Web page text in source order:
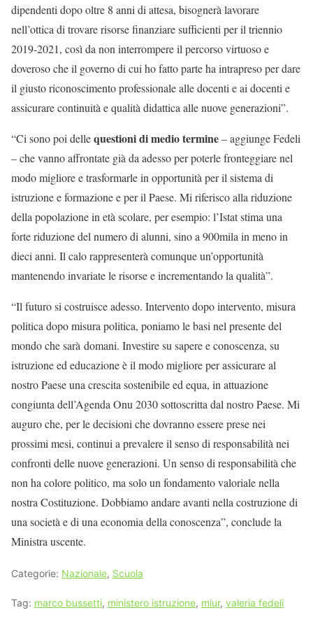
dipendenti dopo oltre 8 anni di attesa, bisognerà lavorare
nell’ottica di trovare risorse finanziare sufficienti per il triennio
2019-2021, così da non interrompere il percorso virtuoso e
doveroso che il governo di cui ho fatto parte ha intrapreso per dare
il giusto riconoscimento professionale alle docenti e ai docenti e
assicurare continuità e qualità didattica alle nuove generazioni”.
“Ci sono poi dellequestioni di medio termine– aggiunge Fedeli
– che vanno affrontate già da adesso per poterle fronteggiare nel
modo migliore e trasformarle in opportunità per il sistema di
istruzione e formazione e per il Paese. Mi riferisco alla riduzione
della popolazione in età scolare, per esempio: l’Istat stima una
forte riduzione del numero di alunni, sino a 900mila in meno in
dieci anni. Il calo rappresenterà comunque un’opportunità
mantenendo invariate le risorse e incrementando la qualità”.
“Il futuro si costruisce adesso. Intervento dopo intervento, misura
politica dopo misura politica, poniamo le basi nel presente del
mondo che sarà domani. Investire su sapere e conoscenza, su
istruzione ed educazione è il modo migliore per assicurare al
nostro Paese una crescita sostenibile ed equa, in attuazione
congiunta dell’Agenda Onu 2030 sottoscritta dal nostro Paese. Mi
auguro che, per le decisioni che dovranno essere prese nei
prossimi mesi, continui a prevalere il senso di responsabilità nei
confronti delle nuove generazioni. Un senso di responsabilità che
non ha colore politico, ma solo un fondamento valoriale nella
nostra Costituzione. Dobbiamo andare avanti nella costruzione di
una società e di una economia della conoscenza”, conclude la
Ministra uscente.
Categorie: Nazionale, Scuola
Tag: marco bussetti, ministero istruzione, miur, valeria fedeli